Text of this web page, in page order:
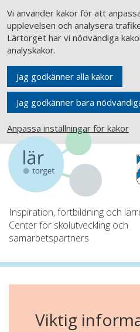
Vi använder kakor för att
upplevelsen och analysera
Lärtorget har vi nödvändiga
analyskakor.
Jag godkänner alla kakor
Jag godkänner bara
Anpassa inställningar för kakor
Inspiration, fortbildning och
Center för skolutveckling och
samarbetspartners
Viktig